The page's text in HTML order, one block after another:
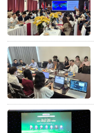
BẤT ĐỘNG SẢN